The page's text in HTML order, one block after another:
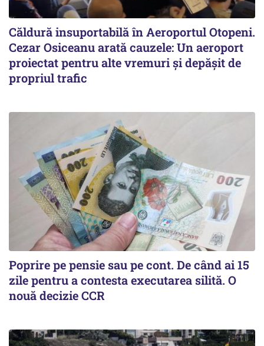
Căldură insuportabilă în Aeroportul Otopeni.
Cezar Osiceanu arată cauzele: Un aeroport
proiectat pentru alte vremuri și depășit de
propriul trafic
Poprire pe pensie sau pe cont. De când ai 15
zile pentru a contesta executarea silită. O
nouă decizie CCR